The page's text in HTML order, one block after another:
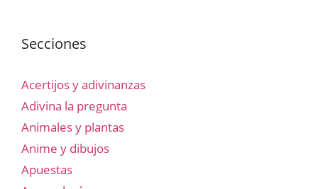
Secciones
Acertijos y adivinanzas
Adivina la pregunta
Animales y plantas
Anime y dibujos
Apuestas